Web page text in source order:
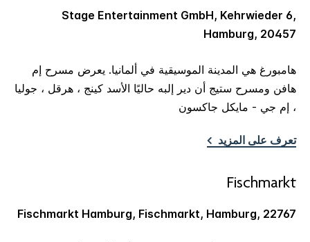
Stage Entertainment GmbH, Kehrwieder 6,
Hamburg, 20457
هامبورغ هي المدينة الموسيقية في ألمانيا. يعرض مسرح إم
هافن ومسرح ستيج أن دير إلبه حاليًا الأسد كينج ، هرقل ، جوليا
، إم جي - مايكل جاكسون
تعرف على المزيد
Fischmarkt
Fischmarkt Hamburg, Fischmarkt, Hamburg, 22767